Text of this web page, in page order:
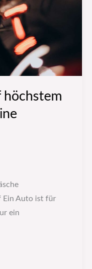
höchstem
Ein Auto ist für
ein